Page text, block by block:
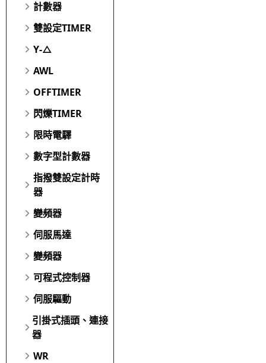
計數器
雙設定TIMER
Y-△
AWL
OFFTIMER
閃爍TIMER
限時電驛
數字型計數器
指撥雙設定計時
器
變頻器
伺服馬達
變頻器
可程式控制器
伺服驅動
引掛式插頭、連接
器
WR